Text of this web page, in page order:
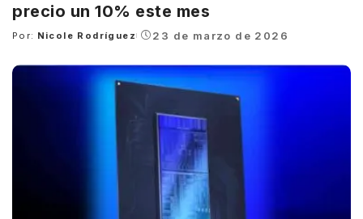
precio un 10% este mes
Posted
Por: Nicole Rodríguez 23 de marzo de 2026